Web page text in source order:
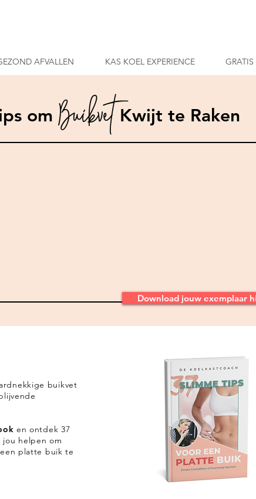
AFVALLEN KAS KOEL EXPERIENCE GRATIS
Download jouw exemplaar
om Buikvet Kwijt te Raken
buikvet
en ontdek 37
helpen om
platte buik te